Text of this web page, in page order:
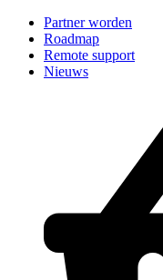
Partner worden
Roadmap
Remote support
Nieuws